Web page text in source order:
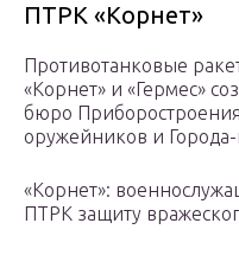
ПТРК «Корнет»
Противотанковые
«Корнет» и «Гермес»
бюро
оружейников и
«Корнет»:
ПТРК защиту